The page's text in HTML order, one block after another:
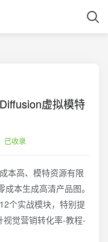
虚拟模特
已收录
本高、模特资源有限
本生成高清产品图。
个实战模块，特别提
觉营销转化率-教程-